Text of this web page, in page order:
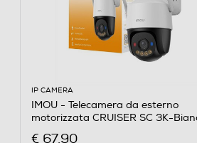
IP CAMERA
IMOU - Telecamera da esterno
motorizzata CRUISER SC 3K-
€ 67,90